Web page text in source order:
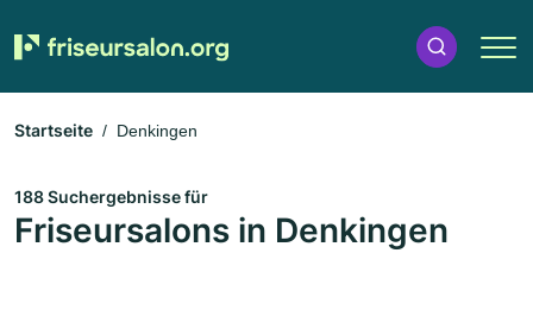
Startseite Denkingen
188 Suchergebnisse für
Friseursalons in Denkingen